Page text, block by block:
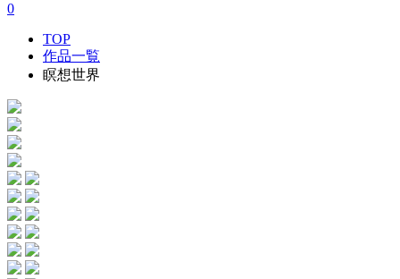
0
TOP
作品一覧
瞑想世界